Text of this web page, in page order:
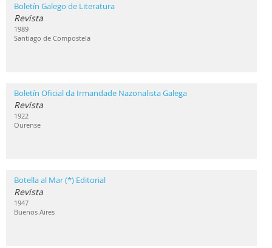
Boletín Galego de Literatura
Revista
1989
Santiago de Compostela
Boletín Oficial da Irmandade Nazonalista Galega
Revista
1922
Ourense
Botella al Mar (*) Editorial
Revista
1947
Buenos Aires